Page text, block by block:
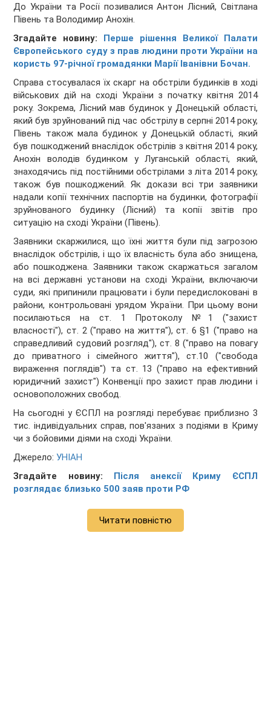
До України та Росії позивалися Антон Лісний, Світлана
Півень та Володимир Анохін.
Згадайте новину: Перше рішення Великої Палати
Європейського суду з прав людини проти України на
користь 97-річної громадянки Марії Іванівни Бочан.
Справа стосувалася їх скарг на обстріли будинків в ході
військових дій на сході України з початку квітня 2014
року. Зокрема, Лісний мав будинок у Донецькій області,
який був зруйнований під час обстрілу в серпні 2014 року,
Півень також мала будинок у Донецькій області, який
був пошкоджений внаслідок обстрілів з квітня 2014 року,
Анохін володів будинком у Луганській області, який,
знаходячись під постійними обстрілами з літа 2014 року,
також був пошкоджений. Як докази всі три заявники
надали копії технічних паспортів на будинки, фотографії
зруйнованого будинку (Лісний) та копії звітів про
ситуацію на сході України (Півень).
Заявники скаржилися, що їхні життя були під загрозою
внаслідок обстрілів, і що їх власність була або знищена,
або пошкоджена. Заявники також скаржаться загалом
на всі державні установи на сході України, включаючи
суди, які припинили працювати і були передислоковані в
райони, контрольовані урядом України. При цьому вони
посилаються на ст. 1 Протоколу №1 ("захист
власності"), ст. 2 ("право на життя"), ст. 6 §1 ("право на
справедливий судовий розгляд"), ст. 8 ("право на повагу
до приватного і сімейного життя"), ст.10 ("свобода
вираження поглядів") та ст. 13 ("право на ефективний
юридичний захист") Конвенції про захист прав людини і
основоположних свобод.
На сьогодні у ЄСПЛ на розгляді перебуває приблизно 3
тис. індивідуальних справ, пов'язаних з подіями в Криму
чи з бойовими діями на сході України.
Джерело:УНІАН
Згадайте новину: Після анексії Криму ЄСПЛ
розглядає близько 500 заяв проти РФ
Читати повністю